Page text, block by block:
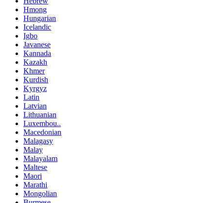
Hmong
Hungarian
Icelandic
Igbo
Javanese
Kannada
Kazakh
Khmer
Kurdish
Kyrgyz
Latin
Latvian
Lithuanian
Luxembou..
Macedonian
Malagasy
Malay
Malayalam
Maltese
Maori
Marathi
Mongolian